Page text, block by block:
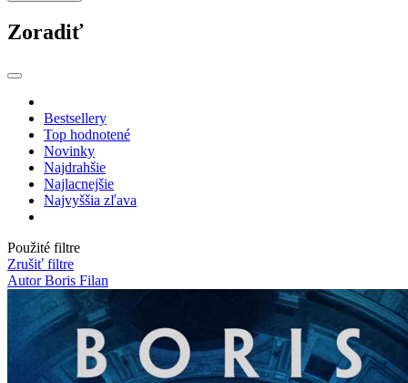
Zoradiť
Bestsellery
Top hodnotené
Novinky
Najdrahšie
Najlacnejšie
Najvyššia zľava
Použité filtre
Zrušiť filtre
Autor Boris Filan